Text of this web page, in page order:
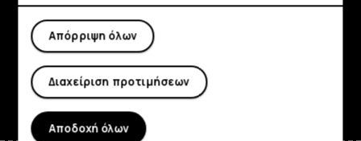
Planet and people
Υποστήριξη
FacebookInstagram
TiktokYoutubeLinkedin
Απόρριψη όλων
Διαχείριση προτιμήσεων
Αποδοχή όλων